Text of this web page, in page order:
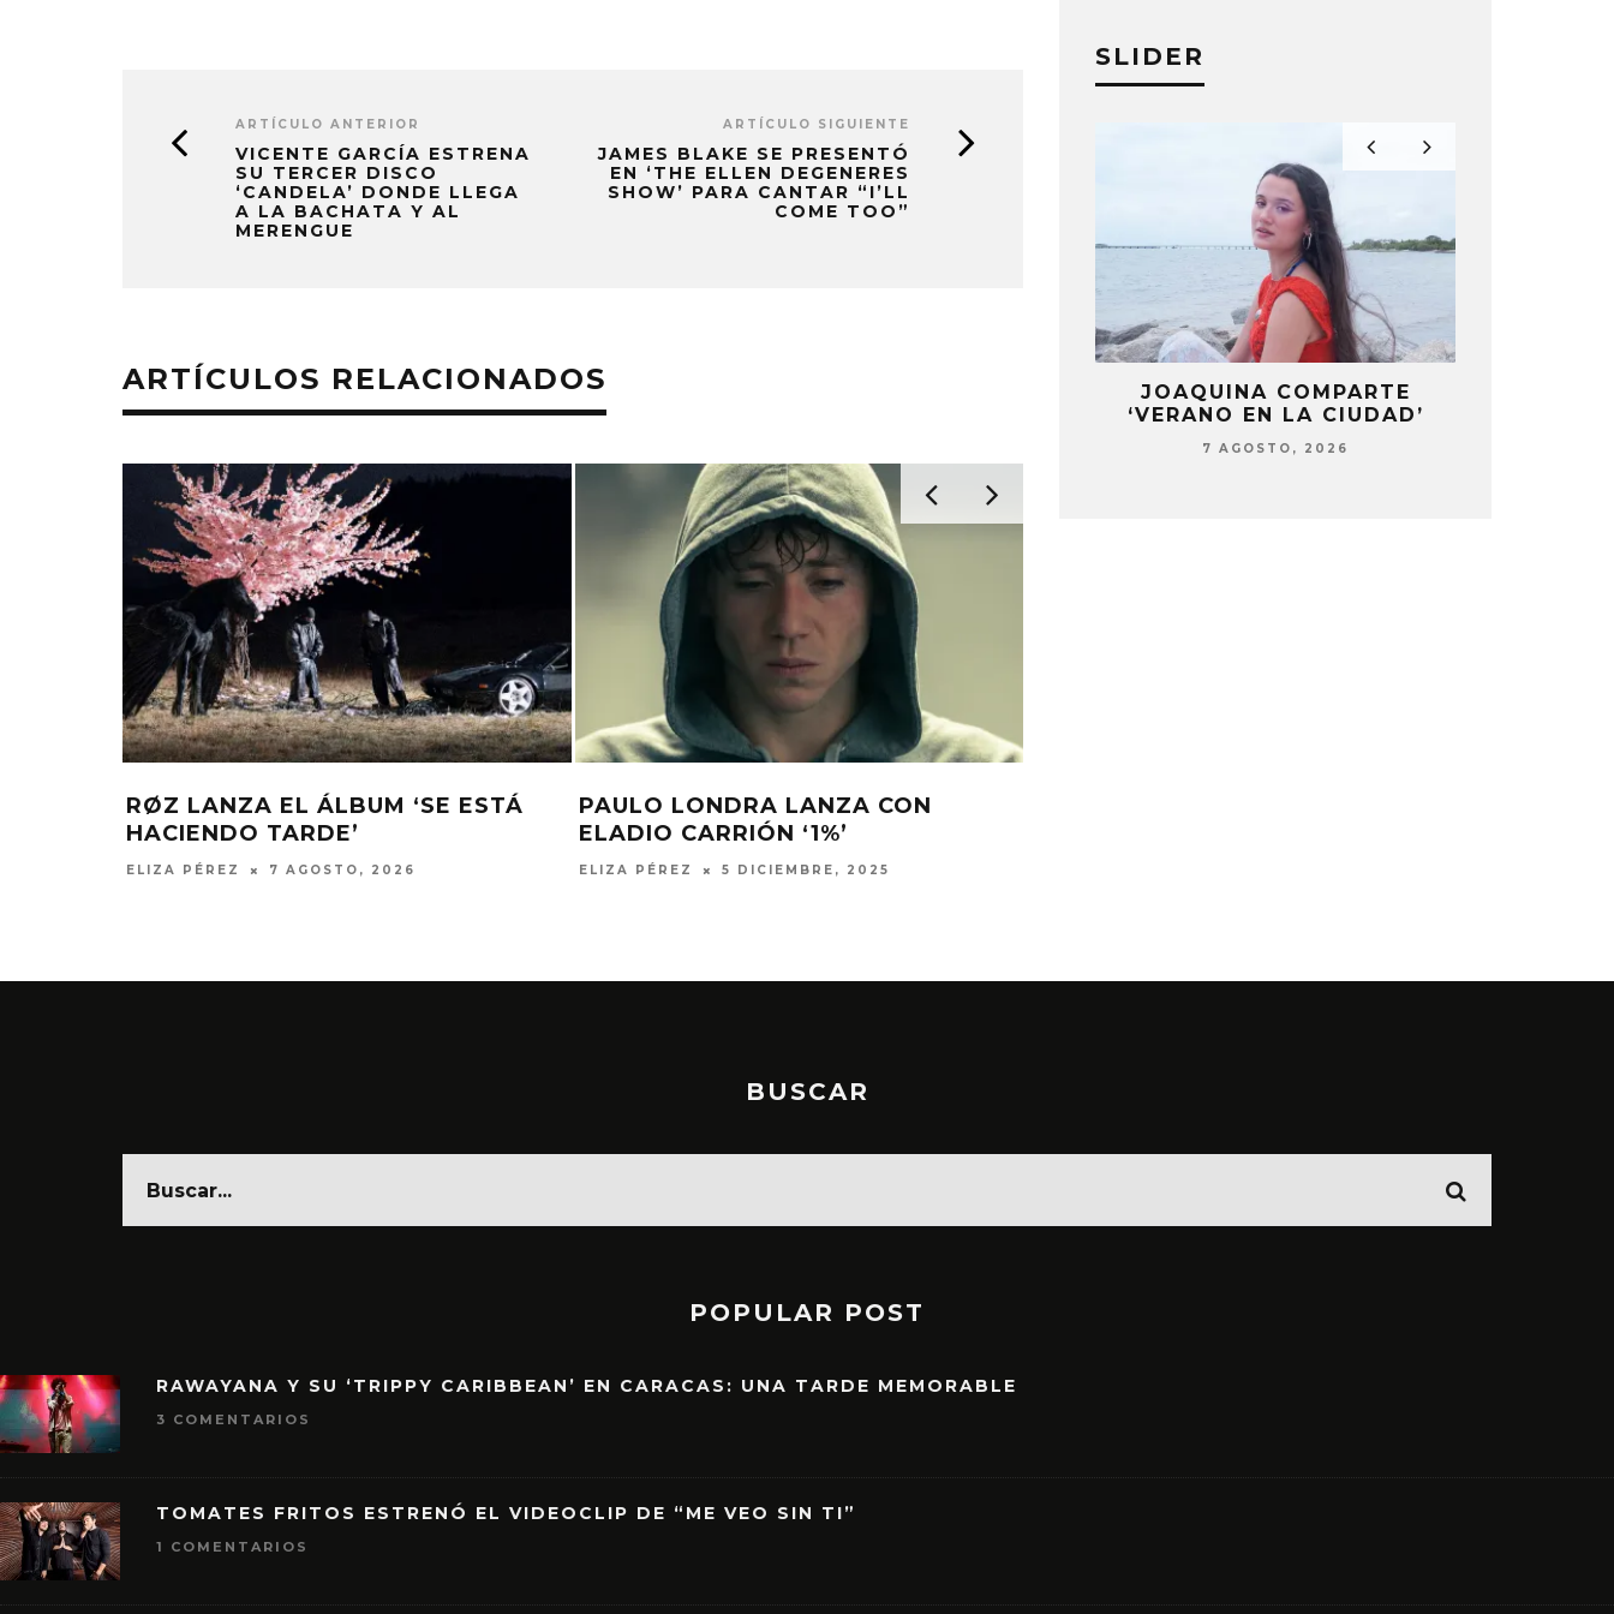
ARTÍCULO ANTERIOR
VICENTE GARCÍA ESTRENA
SU TERCER DISCO
‘CANDELA’ DONDE LLEGA
A LA BACHATA Y AL
MERENGUE
ARTÍCULO SIGUIENTE
JAMES BLAKE SE PRESENTÓ
EN ‘THE ELLEN DEGENERES
SHOW’ PARA CANTAR “I’LL
COME TOO”
ARTÍCULOS RELACIONADOS
RØZ LANZA EL ÁLBUM ‘SE ESTÁ
HACIENDO TARDE’
ELIZA PÉREZ 7 AGOSTO, 2026
PAULO LONDRA LANZA CON
ELADIO CARRIÓN ‘1%’
ELIZA PÉREZ 5 DICIEMBRE, 2025
SLIDER
7 AGOSTO, 2026
JOAQUINA COMPARTE
‘VERANO EN LA CIUDAD’
7 AGOSTO, 2026
BUSCAR
POPULAR POST
RAWAYANA Y SU ‘TRIPPY CARIBBEAN’ EN CARACAS: UNA TARDE MEMORABLE
3 COMENTARIOS
TOMATES FRITOS ESTRENÓ EL VIDEOCLIP DE “ME VEO SIN TI”
1 COMENTARIOS